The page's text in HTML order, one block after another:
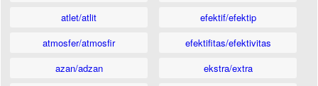
atlet/atlit
atmosfer/atmosfir
azan/adzan
efektif/efektip
efektifitas/efektivitas
ekstra/extra